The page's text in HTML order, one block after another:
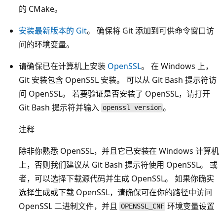
的 CMake。
安装最新版本的 Git。 确保将 Git 添加到可供命令窗口访
问的环境变量。
请确保已在计算机上安装 OpenSSL。 在 Windows 上，
Git 安装包含 OpenSSL 安装。 可以从 Git Bash 提示符访
问 OpenSSL。 若要验证是否安装了 OpenSSL，请打开
Git Bash 提示符并输入 openssl version。
注释
除非你熟悉 OpenSSL，并且它已安装在 Windows 计算机
上，否则我们建议从 Git Bash 提示符使用 OpenSSL。 或
者，可以选择下载源代码并生成 OpenSSL。 如果你确实
选择生成或下载 OpenSSL，请确保可在你的路径中访问
OpenSSL 二进制文件，并且 OPENSSL_CNF 环境变量设置